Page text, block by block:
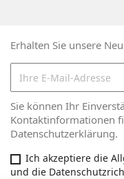
Erhalten Sie unsere
Sie können Ihr
Kontaktinformationen
Datenschutzerklärung.
Ich akzeptiere die
und die